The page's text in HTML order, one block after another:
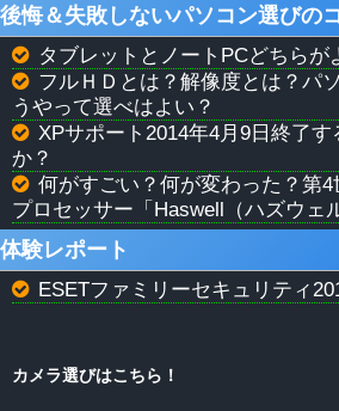
後悔＆失敗しないパソコン選びの
タブレットとノートPCどちらが
フルＨＤとは？解像度とは？パ
うやって選べはよい？
XPサポート2014年4月9日終了
か？
何がすごい？何が変わった？第
プロセッサー「Haswell（ハズウェ
体験レポート
ESETファミリーセキュリティ
カメラ選びはこちら！